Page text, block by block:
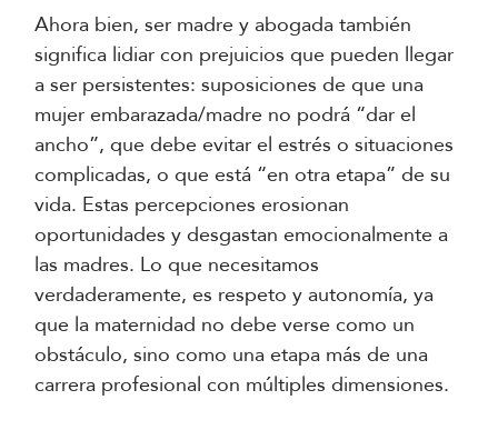
Ahora bien, ser madre y abogada también
significa lidiar con prejuicios que pueden llegar
a ser persistentes: suposiciones de que una
mujer embarazada/madre no podrá “dar el
ancho”, que debe evitar el estrés o situaciones
complicadas, o que está “en otra etapa” de su
vida. Estas percepciones erosionan
oportunidades y desgastan emocionalmente a
las madres. Lo que necesitamos
verdaderamente, es respeto y autonomía, ya
que la maternidad no debe verse como un
obstáculo, sino como una etapa más de una
carrera profesional con múltiples dimensiones.